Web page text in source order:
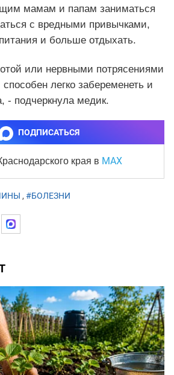
мамам и папам заниматься
с вредными привычками,
и больше отдыхать.
или нервными потрясениями
легко забеременеть и
- подчеркнула медик.
ПОДПИСАТЬСЯ
края в MAX
, #БОЛЕЗНИ